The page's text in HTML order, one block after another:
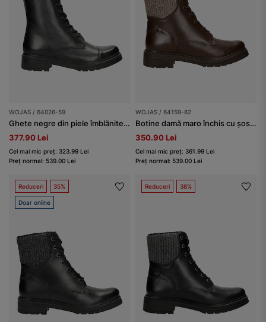
WOJAS / 64026-59
Ghete negre din piele îmblănite damă
377.90 Lei
Cel mai mic preț: 323.99 Lei
Preț normal: 539.00 Lei
WOJAS / 64159-82
Botine damă maro închis cu șosetă
350.90 Lei
Cel mai mic preț: 361.99 Lei
Preț normal: 539.00 Lei
Reduceri 35%
Doar online
Reduceri 38%